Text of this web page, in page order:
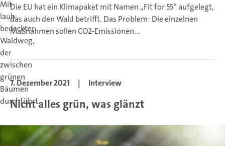
Die EU hat ein Klimapaket mit Namen „Fit for 55“ aufgelegt,
das auch den Wald betrifft. Das Problem: Die einzelnen
Maßnahmen sollen CO2-Emissionen...
7. Dezember 2021 | Interview
Nicht alles grün, was glänzt